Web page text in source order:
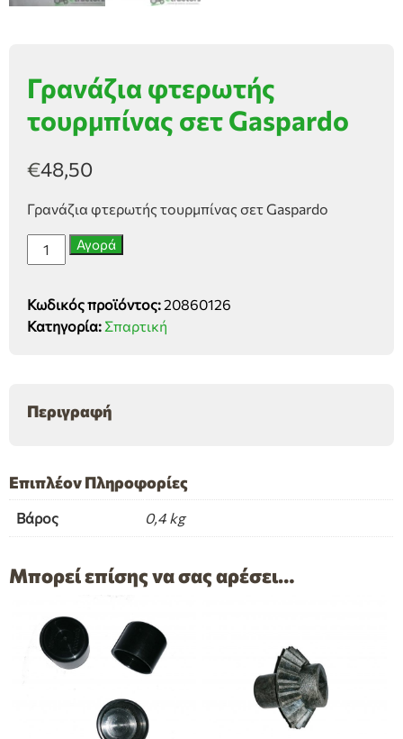
Γρανάζια φτερωτής
τουρμπίνας σετ Gaspardo
€48,50
Γρανάζια φτερωτής τουρμπίνας σετ Gaspardo
Γρανάζια
φτερωτής
σετ
Gaspardo
Αγορά
Κωδικός προϊόντος:20860126
Κατηγορία: Σπαρτική
Περιγραφή
Επιπλέον Πληροφορίες
Βάρος 0,4 kg
Μπορεί επίσης να σας αρέσει…